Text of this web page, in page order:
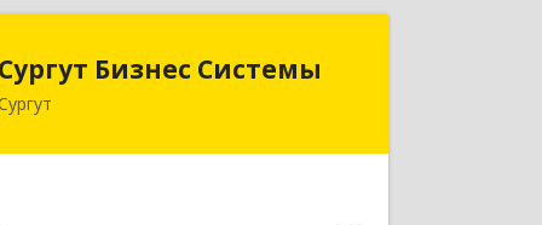
Сургут Бизнес Системы